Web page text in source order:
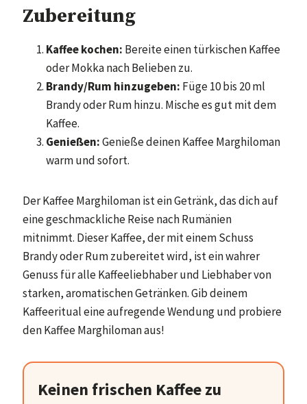
Zubereitung
Kaffee kochen: Bereite einen türkischen Kaffee
oder Mokka nach Belieben zu.
Brandy/Rum hinzugeben: Füge 10 bis 20 ml
Brandy oder Rum hinzu. Mische es gut mit dem
Kaffee.
Genießen:Genieße deinen Kaffee Marghiloman
warm und sofort.
Der Kaffee Marghiloman ist ein Getränk, das dich auf
eine geschmackliche Reise nach Rumänien
mitnimmt. Dieser Kaffee, der mit einem Schuss
Brandy oder Rum zubereitet wird, ist ein wahrer
Genuss für alle Kaffeeliebhaber und Liebhaber von
starken, aromatischen Getränken. Gib deinem
Kaffeeritual eine aufregende Wendung und probiere
den Kaffee Marghiloman aus!
Keinen frischen Kaffee zu